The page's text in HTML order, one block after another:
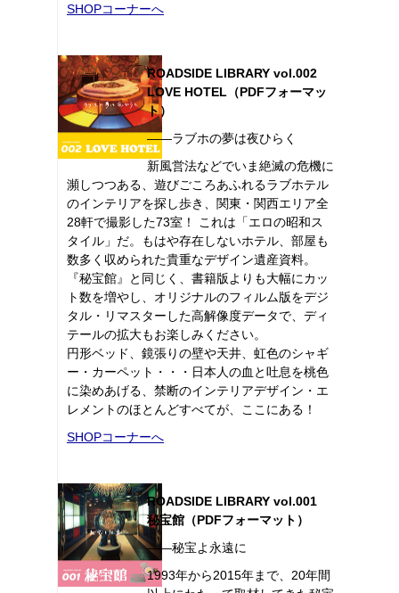
SHOPコーナーへ
ROADSIDE LIBRARY vol.002
LOVE HOTEL（PDFフォーマッ
ト）
――ラブホの夢は夜ひらく
新風営法などでいま絶滅の危機に
瀕しつつある、遊びごころあふれるラブホテル
のインテリアを探し歩き、関東・関西エリア全
28軒で撮影した73室！ これは「エロの昭和ス
タイル」だ。もはや存在しないホテル、部屋も
数多く収められた貴重なデザイン遺産資料。
『秘宝館』と同じく、書籍版よりも大幅にカッ
ト数を増やし、オリジナルのフィルム版をデジ
タル・リマスターした高解像度データで、ディ
テールの拡大もお楽しみください。
円形ベッド、鏡張りの壁や天井、虹色のシャギ
ー・カーペット・・・日本人の血と吐息を桃色
に染めあげる、禁断のインテリアデザイン・エ
レメントのほとんどすべてが、ここにある！
SHOPコーナーへ
ROADSIDE LIBRARY vol.001
秘宝館（PDFフォーマット）
――秘宝よ永遠に
1993年から2015年まで、20年間